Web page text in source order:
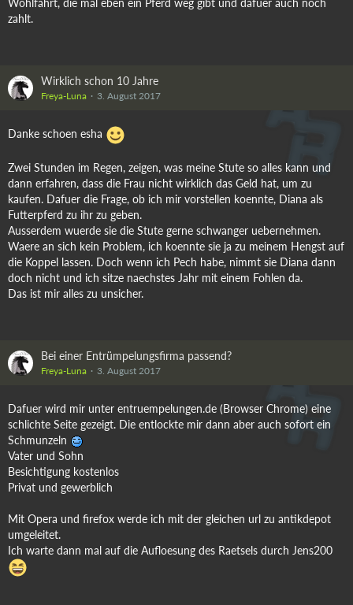
Wohlfahrt, die mal eben ein Pferd weg gibt und dafuer auch noch
zahlt.
Wirklich schon 10 Jahre
Freya-Luna 3. August 2017
Danke schoen esha
Zwei Stunden im Regen, zeigen, was meine Stute so alles kann und
dann erfahren, dass die Frau nicht wirklich das Geld hat, um zu
kaufen. Dafuer die Frage, ob ich mir vorstellen koennte, Diana als
Futterpferd zu ihr zu geben.
Ausserdem wuerde sie die Stute gerne schwanger uebernehmen.
Waere an sich kein Problem, ich koennte sie ja zu meinem Hengst auf
die Koppel lassen. Doch wenn ich Pech habe, nimmt sie Diana dann
doch nicht und ich sitze naechstes Jahr mit einem Fohlen da.
Das ist mir alles zu unsicher.
Bei einer Entrümpelungsfirma passend?
Freya-Luna 3. August 2017
Dafuer wird mir unter entruempelungen.de (Browser Chrome) eine
schlichte Seite gezeigt. Die entlockte mir dann aber auch sofort ein
Schmunzeln
Vater und Sohn
Besichtigung kostenlos
Privat und gewerblich
Mit Opera und firefox werde ich mit der gleichen url zu antikdepot
umgeleitet.
Ich warte dann mal auf die Aufloesung des Raetsels durch Jens200